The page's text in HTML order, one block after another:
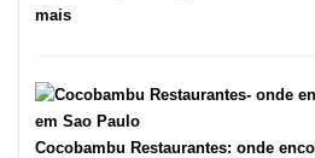
mais:
Melhores
Restaurantes
em
Cocobambu Restaurantes: onde